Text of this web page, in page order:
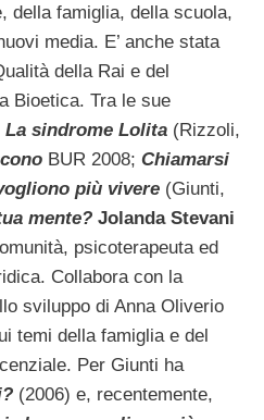
della famiglia, della scuola,
media. E’ anche stata
della Rai e del
Bioetica. Tra le sue
La sindrome Lolita (Rizzoli,
BUR 2008; Chiamarsi
più vivere (Giunti,
mente? Jolanda Stevani
psicoterapeuta ed
Collabora con la
sviluppo di Anna Oliverio
temi della famiglia e del
Per Giunti ha
(2006) e, recentemente,